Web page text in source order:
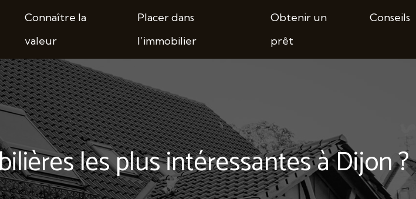
Connaître la
valeur
Placer dans
l’immobilier
Obtenir un
prêt
Conseils
les plus intéressantes à Dijon ?